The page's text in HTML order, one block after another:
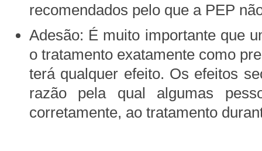
recomendados pelo que a PEP
Adesão: É muito importante que
o tratamento exatamente como
terá qualquer efeito. Os efeitos
razão pela qual algumas
corretamente, ao tratamento